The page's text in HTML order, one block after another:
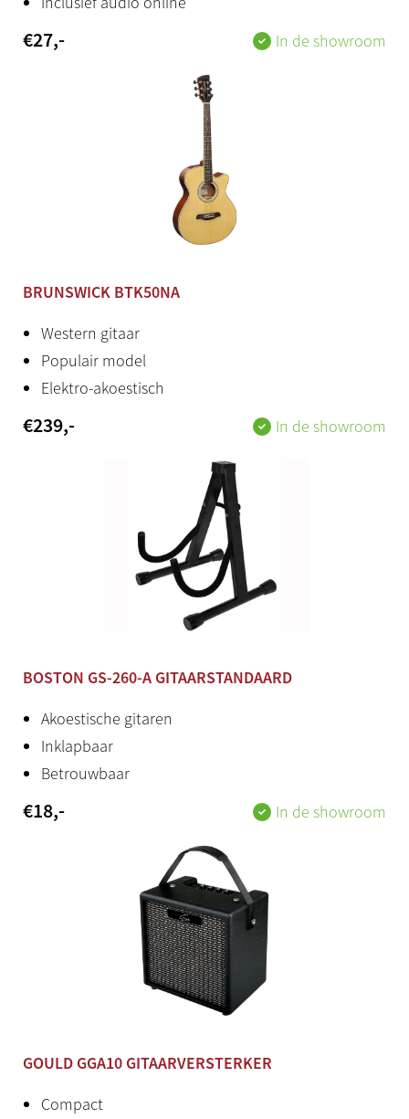
Ja
Sapele
Houtsoort top
Mahonie
Engeland
€27,- In de showroom
BRUNSWICK BTK50NA
Western gitaar
Populair model
Elektro-akoestisch
€239,- In de showroom
BOSTON GS-260-A GITAARSTANDAARD
Akoestische gitaren
Inklapbaar
Betrouwbaar
€18,- In de showroom
GOULD GGA10 GITAARVERSTERKER
Compact